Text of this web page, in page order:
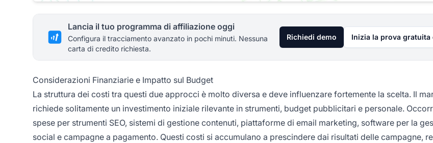
Lancia il tuo programma di affiliazione oggi
Configura il tracciamento avanzato in pochi minuti. Nessuna
carta di credito richiesta.
Richiedi demo Inizia la prova
Considerazioni Finanziarie e Impatto sul Budget
La struttura dei costi tra questi due approcci è molto diversa e deve influenzare fortemente la scelta. Il
richiede solitamente un investimento iniziale rilevante in strumenti, budget pubblicitari e personale.
spese per strumenti SEO, sistemi di gestione contenuti, piattaforme di email marketing, software per la
social e campagne a pagamento. Questi costi si accumulano a prescindere dai risultati delle campagne,